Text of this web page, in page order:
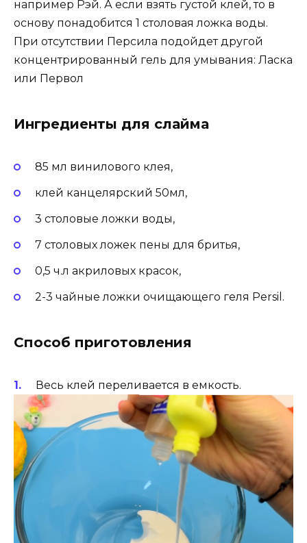
например Рэй. А если взять густой клей, то в
основу понадобится 1 столовая ложка воды.
При отсутствии Персила подойдет другой
концентрированный гель для умывания: Ласка
или Первол
Ингредиенты для слайма
85 мл винилового клея,
клей канцелярский 50мл,
3 столовые ложки воды,
7 столовых ложек пены для бритья,
0,5 ч.л акриловых красок,
2-3 чайные ложки очищающего геля Persil.
Способ приготовления
Весь клей переливается в емкость.